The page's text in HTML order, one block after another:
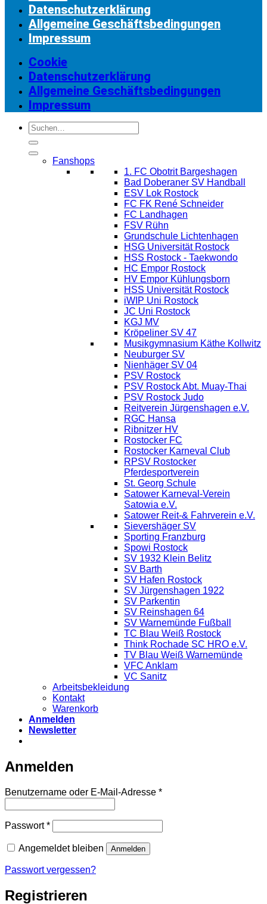
Datenschutzerklärung
Allgemeine Geschäftsbedingungen
Impressum
Cookie
Datenschutzerklärung
Allgemeine Geschäftsbedingungen
Impressum
Suchen
nach:
Fanshops
1. FC Obotrit Bargeshagen
Bad Doberaner SV Handball
ESV Lok Rostock
FC FK René Schneider
FC Landhagen
FSV Rühn
Grundschule Lichtenhagen
HSG Universität Rostock
HSS Rostock - Taekwondo
HC Empor Rostock
HV Empor Kühlungsborn
HSS Universität Rostock
iWIP Uni Rostock
JC Uni Rostock
KGJ MV
Kröpeliner SV 47
Musikgymnasium Käthe Kollwitz
Neuburger SV
Nienhäger SV 04
PSV Rostock
PSV Rostock Abt. Muay-Thai
PSV Rostock Judo
Reitverein Jürgenshagen e.V.
RGC Hansa
Ribnitzer HV
Rostocker FC
Rostocker Karneval Club
RPSV Rostocker
Pferdesportverein
St. Georg Schule
Satower Karneval-Verein
Satowia e.V.
Satower Reit-& Fahrverein e.V.
Sievershäger SV
Sporting Franzburg
Spowi Rostock
SV 1932 Klein Belitz
SV Barth
SV Hafen Rostock
SV Jürgenshagen 1922
SV Parkentin
SV Reinshagen 64
SV Warnemünde Fußball
TC Blau Weiß Rostock
Think Rochade SC HRO e.V.
TV Blau Weiß Warnemünde
VFC Anklam
VC Sanitz
Arbeitsbekleidung
Kontakt
Warenkorb
Anmelden
Newsletter
Anmelden
Benutzername oder E-Mail-Adresse *Erforderlich
Passwort*Erforderlich
Angemeldet bleiben Anmelden
Passwort vergessen?
Registrieren